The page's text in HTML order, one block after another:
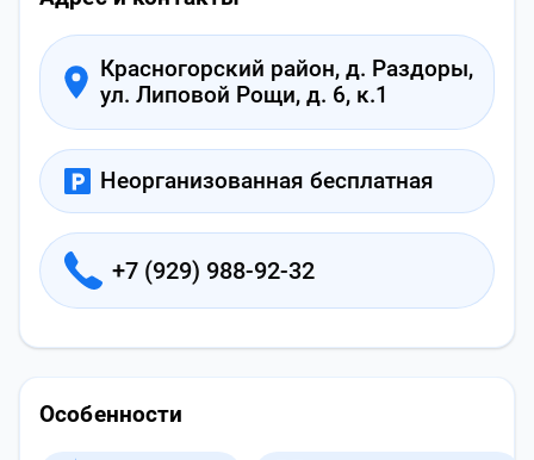
Красногорский район, д. Раздоры,
ул. Липовой Рощи, д. 6, к.1
Неорганизованная бесплатная
+7 (929) 988-92-32
Особенности